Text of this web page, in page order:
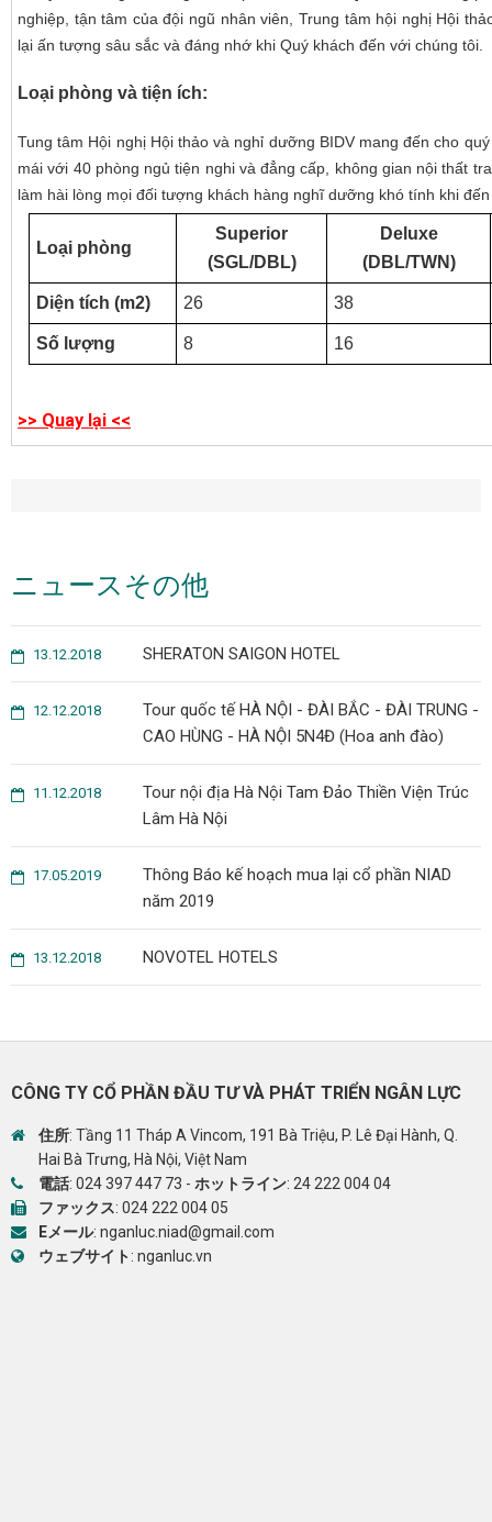
nghiệp, tận tâm của đội ngũ nhân viên, Trung tâm hội nghị Hội
lại ấn tượng sâu sắc và đáng nhớ khi Quý khách đến với chúng tôi.
Loại phòng và tiện ích:
Tung tâm Hội nghị Hội thảo và nghỉ dưỡng BIDV mang đến cho
mái với 40 phòng ngủ tiện nghi và đẳng cấp, không gian nội thất
làm hài lòng mọi đối tượng khách hàng nghĩ dưỡng khó tính khi
Loại phòng
Superior
(SGL/DBL)
Deluxe
(DBL/TWN)
Diện tích (m2) 26 38
Số lượng 8 16
>> Quay lại <<
ニュースその他
SHERATON SAIGON HOTEL
13.12.2018
Tour quốc tế HÀ NỘI - ĐÀI BẮC - ĐÀI TRUNG -
CAO HÙNG - HÀ NỘI 5N4Đ (Hoa anh đào)
12.12.2018
Tour nội địa Hà Nội Tam Đảo Thiền Viện Trúc
Lâm Hà Nội
11.12.2018
Thông Báo kế hoạch mua lại cổ phần NIAD
năm 2019
17.05.2019
NOVOTEL HOTELS
13.12.2018
CÔNG TY CỔ PHẦN ĐẦU TƯ VÀ PHÁT TRIỂN NGÂN LỰC
住所: Tầng 11 Tháp A Vincom, 191 Bà Triệu, P. Lê Đại Hành, Q.
Hai Bà Trưng, Hà Nội, Việt Nam
電話: 024 397 447 73 - ホットライン: 24 222 004 04
ファックス: 024 222 004 05
Eメール: nganluc.niad@gmail.com
ウェブサイト: nganluc.vn